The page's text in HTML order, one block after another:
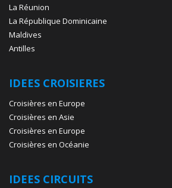
La Réunion
La République Dominicaine
Maldives
Antilles
IDEES CROISIERES
Croisières en Europe
Croisières en Asie
Croisières en Europe
Croisières en Océanie
IDEES CIRCUITS